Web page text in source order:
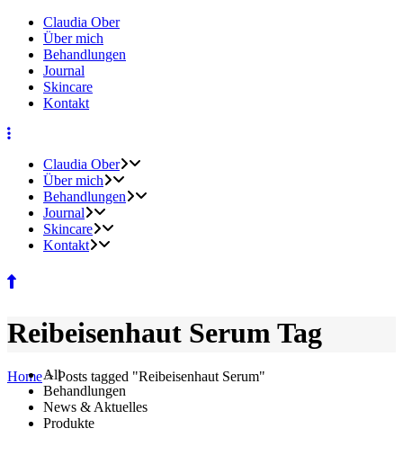
Claudia Ober
Über mich
Behandlungen
Journal
Skincare
Kontakt
Claudia Ober
Über mich
Behandlungen
Journal
Skincare
Kontakt
Reibeisenhaut Serum Tag
Home>Posts tagged "Reibeisenhaut Serum"
All
Behandlungen
News & Aktuelles
Produkte